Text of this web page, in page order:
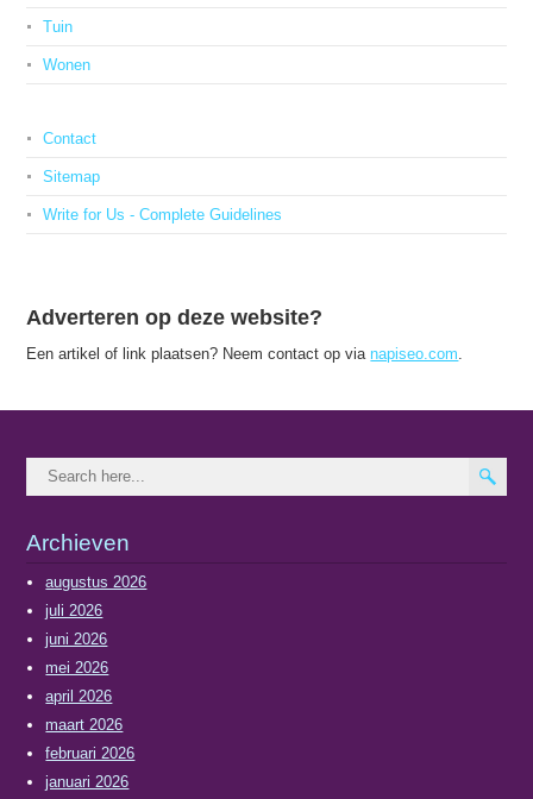
Tuin
Wonen
Contact
Sitemap
Write for Us - Complete Guidelines
Adverteren op deze website?
Een artikel of link plaatsen? Neem contact op vianapiseo.com
Archieven
augustus 2026
juli 2026
juni 2026
mei 2026
april 2026
maart 2026
februari 2026
januari 2026